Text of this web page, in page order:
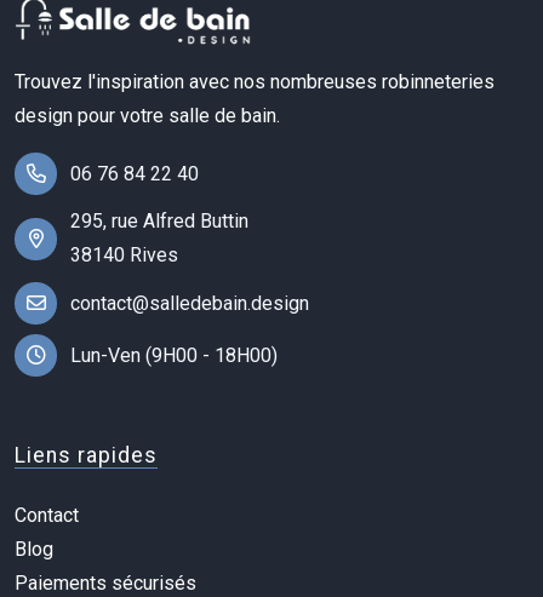
Trouvez l'inspiration avec nos nombreuses robinneteries
design pour votre salle de bain.
06 76 84 22 40
295, rue Alfred Buttin
38140 Rives
contact@salledebain.design
Lun-Ven (9H00 - 18H00)
Liens rapides
Contact
Blog
Paiements sécurisés